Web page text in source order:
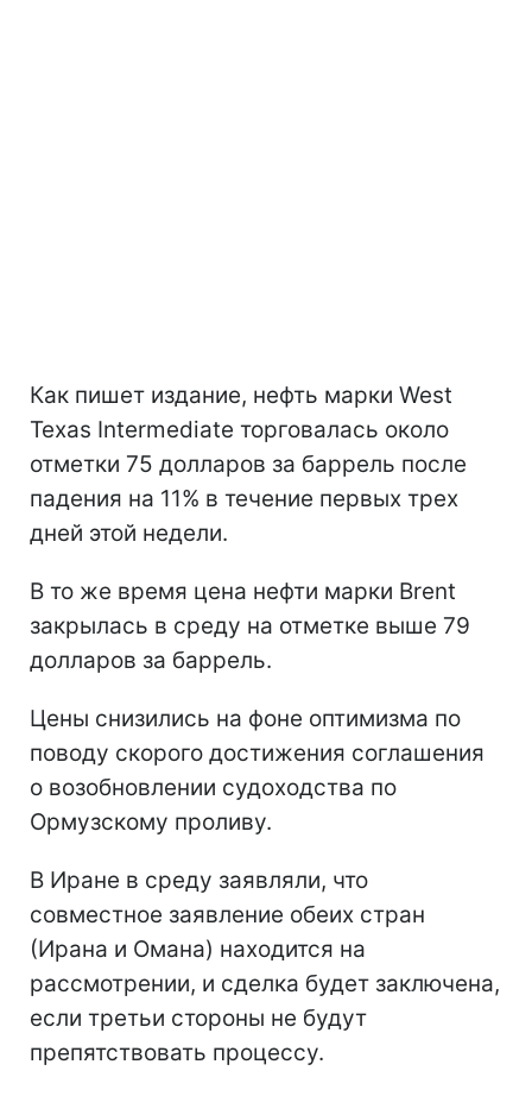
Как пишет издание, нефть марки West
Texas Intermediate торговалась около
отметки 75 долларов за баррель после
падения на 11% в течение первых трех
дней этой недели.
В то же время цена нефти марки Brent
закрылась в среду на отметке выше 79
долларов за баррель.
Цены снизились на фоне оптимизма по
поводу скорого достижения соглашения
о возобновлении судоходства по
Ормузскому проливу.
В Иране в среду заявляли, что
совместное заявление обеих стран
(Ирана и Омана) находится на
рассмотрении, и сделка будет заключена,
если третьи стороны не будут
препятствовать процессу.